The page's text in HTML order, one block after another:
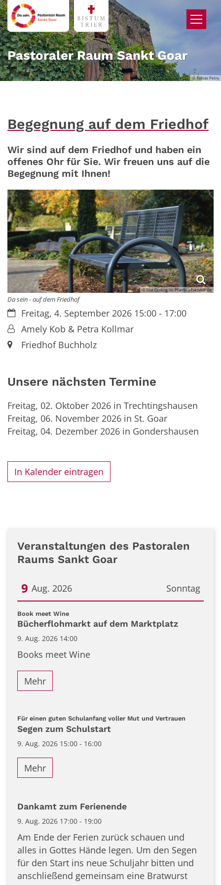
Zum Inhalt springen
© Tobias Petry
Pastoraler Raum Sankt Goar
Begegnung auf dem Friedhof
Wir sind auf dem Friedhof und haben ein
offenes Ohr für Sie. Wir freuen uns auf die
Begegnung mit Ihnen!
© Ute Quaing, in: Pfarrbriefservice.de
Da sein - auf dem Friedhof
Datum:Freitag, 4. September 2026 15:00 - 17:00
Von:Amely Kob & Petra Kollmar
Ort:Friedhof Buchholz
Unsere nächsten Termine
Freitag, 02. Oktober 2026 in Trechtingshausen
Freitag, 06. November 2026 in St. Goar
Freitag, 04. Dezember 2026 in Gondershausen
In Kalender eintragen
Veranstaltungen des Pastoralen
Raums Sankt Goar
Sonntag
9 Aug. 2026
Datum: 9. August 2026
Book meet Wine:
Bücherflohmarkt auf dem Marktplatz
9. Aug. 2026 14:00
Books meet Wine
Mehr
Für einen guten Schulanfang voller Mut und Vertrauen
Segen zum Schulstart
9. Aug. 2026 15:00 - 16:00
Mehr
Dankamt zum Ferienende
9. Aug. 2026 17:00 - 19:00
Am Ende der Ferien zurück schauen und
alles in Gottes Hände legen. Um den Segen
für den Start ins neue Schuljahr bitten und
anschließend gemeinsam eine Bratwurst